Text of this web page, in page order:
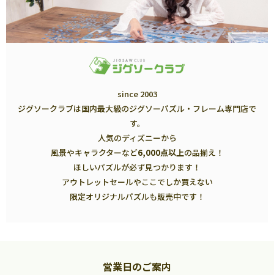
since 2003
ジグソークラブは国内最大級のジグソーパズル・フレーム専門店で
す。
人気のディズニーから
風景やキャラクターなど6,000点以上の品揃え！
ほしいパズルが必ず見つかります！
アウトレットセールやここでしか買えない
限定オリジナルパズルも販売中です！
営業日のご案内